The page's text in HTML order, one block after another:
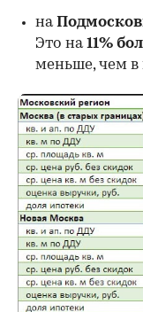
на
Это на11%
меньше, чем в